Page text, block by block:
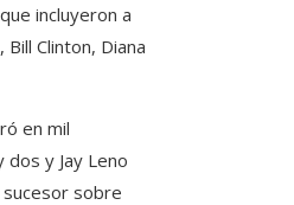
incluyeron a
Bill Clinton, Diana
en mil
y Jay Leno
sobre